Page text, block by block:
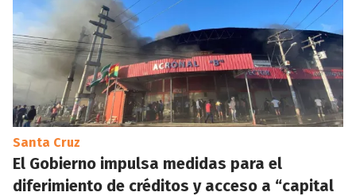
Santa Cruz
El Gobierno impulsa medidas para el
diferimiento de créditos y acceso a “capital